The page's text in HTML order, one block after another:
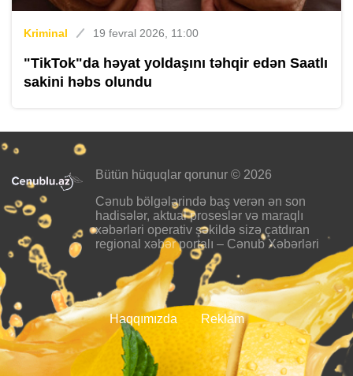
Kriminal 19 fevral 2026, 11:00
"TikTok"da həyat yoldaşını təhqir edən Saatlı
sakini həbs olundu
Bütün hüquqlar qorunur © 2026
Cənub bölgələrində baş verən ən son
hadisələr, aktual proseslər və maraqlı
xəbərləri operativ şəkildə sizə çatdıran
regional xəbər portalı – Cənub Xəbərləri
Haqqımızda Reklam